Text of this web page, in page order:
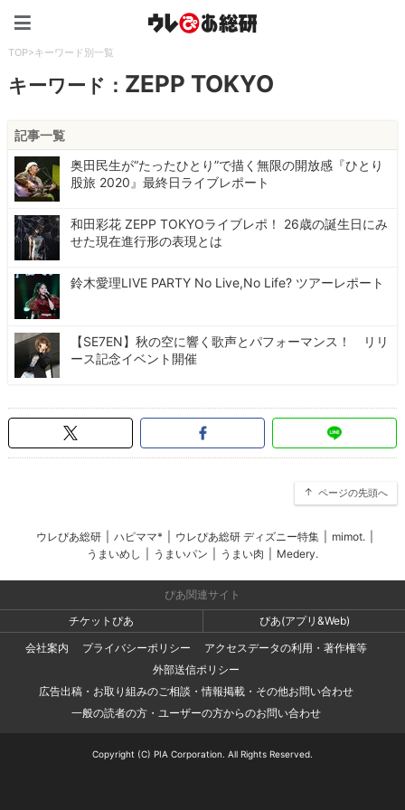
TOP>キーワード別一覧
キーワード： ZEPP TOKYO
記事一覧
奥田民生が“たったひとり”で描く無限の開放感『ひとり
股旅 2020』最終日ライブレポート
和田彩花 ZEPP TOKYOライブレポ！ 26歳の誕生日にみ
せた現在進行形の表現とは
鈴木愛理LIVE PARTY No Live,No Life? ツアーレポート
【SE7EN】秋の空に響く歌声とパフォーマンス！ リリ
ース記念イベント開催
ページの先頭へ
ウレぴあ総研 ハピママ* ウレぴあ総研 ディズニー特集 mimot.
うまいめし
うまいパン うまい肉 Medery.
ぴあ関連サイト
チケットぴあ
ぴあ(アプリ&Web)
会社案内
プライバシーポリシー
アクセスデータの利用・著作権等
外部送信ポリシー
広告出稿・お取り組みのご相談・情報掲載・その他お問い合わせ
一般の読者の方・ユーザーの方からのお問い合わせ
Copyright (C) PIA Corporation. All Rights Reserved.